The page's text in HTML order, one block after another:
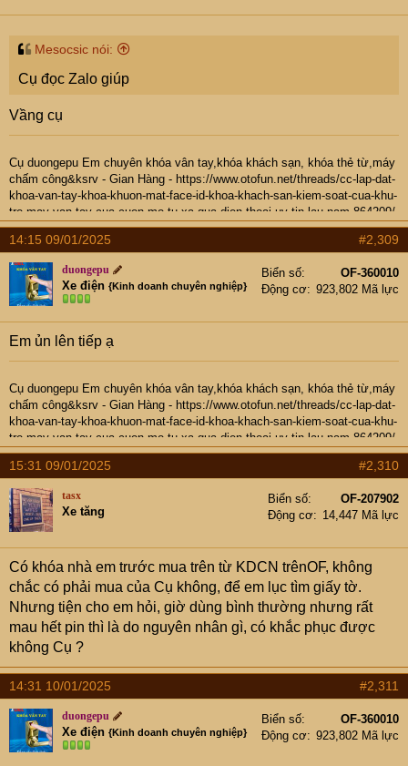
Mesocsic nói:
Cụ đọc Zalo giúp
Vầng cụ
Cụ duongepu Em chuyên khóa vân tay,khóa khách sạn, khóa thẻ từ,máy
chấm công&ksrv - Gian Hàng - https://www.otofun.net/threads/cc-lap-dat-
khoa-van-tay-khoa-khuon-mat-face-id-khoa-khach-san-kiem-soat-cua-khu-
tro-may-van-tay-cua-cuon-mo-tu-xa-qua-dien-thoai-uy-tin-lau-nam.864209/
- Hotline: 0937974666
14:15 09/01/2025 #2,309
duongepu
Xe điện {Kinh doanh chuyên nghiệp}
Biển số
OF-360010
Động cơ
923,802 Mã lực
Em ủn lên tiếp ạ
Cụ duongepu Em chuyên khóa vân tay,khóa khách sạn, khóa thẻ từ,máy
chấm công&ksrv - Gian Hàng - https://www.otofun.net/threads/cc-lap-dat-
khoa-van-tay-khoa-khuon-mat-face-id-khoa-khach-san-kiem-soat-cua-khu-
tro-may-van-tay-cua-cuon-mo-tu-xa-qua-dien-thoai-uy-tin-lau-nam.864209/
- Hotline: 0937974666
15:31 09/01/2025 #2,310
tasx
Xe tăng
Biển số
OF-207902
Động cơ
14,447 Mã lực
Có khóa nhà em trước mua trên từ KDCN trênOF, không
chắc có phải mua của Cụ không, để em lục tìm giấy tờ.
Nhưng tiện cho em hỏi, giờ dùng bình thường nhưng rất
mau hết pin thì là do nguyên nhân gì, có khắc phục được
không Cụ ?
14:31 10/01/2025 #2,311
duongepu
Xe điện {Kinh doanh chuyên nghiệp}
Biển số
OF-360010
Động cơ
923,802 Mã lực